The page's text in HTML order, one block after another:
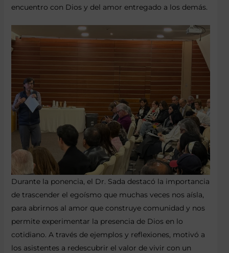
encuentro con Dios y del amor entregado a los demás.
Durante la ponencia, el Dr. Sada destacó la importancia
de trascender el egoísmo que muchas veces nos aísla,
para abrirnos al amor que construye comunidad y nos
permite experimentar la presencia de Dios en lo
cotidiano. A través de ejemplos y reflexiones, motivó a
los asistentes a redescubrir el valor de vivir con un